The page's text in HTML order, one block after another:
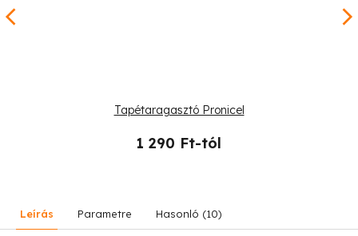
Tapétaragasztó Pronicel
1 290 Ft-tól
Leírás Parametre Hasonló (10)